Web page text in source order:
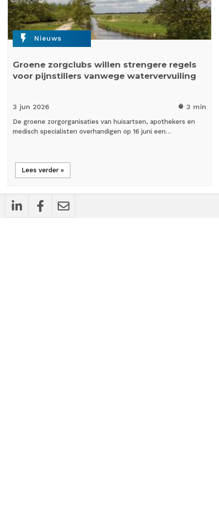
flash_on Nieuws
Groene zorgclubs willen strengere regels
voor pijnstillers vanwege watervervuiling
3 jun 2026 timer 3 min
De groene zorgorganisaties van huisartsen, apothekers en
medisch specialisten overhandigen op 16 juni een…
Lees verder »